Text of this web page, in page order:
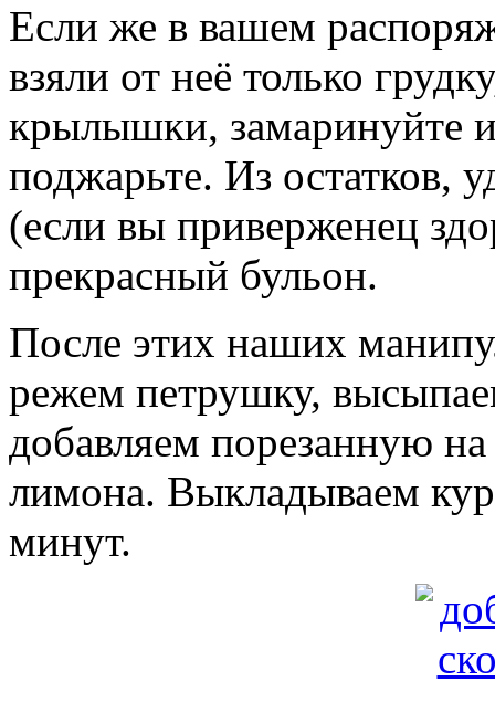
Если же в вашем
взяли от неё только
крылышки, замаринуйте
поджарьте. Из остатков,
(если вы приверженец
прекрасный бульон.
После этих наших
режем петрушку,
добавляем порезанную
лимона. Выкладываем
минут.